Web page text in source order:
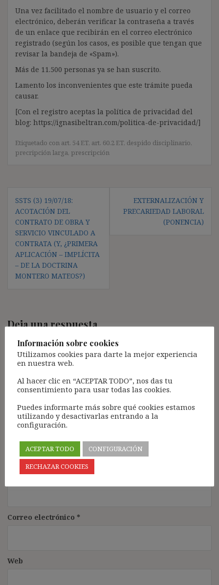
Una vez facilitado el nombre de usuario y el correo
electrónico, deberán verificar la contraseña a través
de un enlace que recibirán en el correo electrónico
registrado (según los casos, es posible que tengan que
revisar la bandeja de «Spam»).
Más de 11.500 personas ya se han suscrito.
Lamento los inconvenientes que este trámite pueda
causar.
[Con el registro aceptas la política de privacidad del
blog: https://ignasibeltran.com/politica-de-privacidad/]
Etiquetado con art. 54 ET, art. 60.2 ET, despido disciplinario,
precripción larga, prescripción
de
entradas
SSTS (3) 19/07/18:
ACOTACIÓN DEL
CONTRATO DE OBRA Y
SERVICIO VINCULADO A
CONTRATA (Y, ¿PRIMERA
APLICACIÓN – IMPLÍCITA
– DE LA DOCTRINA
MONTERO MATEOS?)
EXTERNALIZACIÓN Y
PRECARIEDAD LABORAL
(PONENCIA)
Deja una respuesta
Tu dirección de correo electrónico no será publicada.
campos obligatorios están marcados con
Comentario*
Nombre*
Correo electrónico *
Web
Información sobre cookies
Utilizamos cookies para darte la mejor experiencia
en nuestra web.
Al hacer clic en “ACEPTAR TODO”, nos das tu
consentimiento para usar todas las cookies.
Puedes informarte más sobre qué cookies estamos
utilizando y desactivarlas entrando a la
configuración.
ACEPTAR TODO
CONFIGURACIÓN
RECHAZAR COOKIES